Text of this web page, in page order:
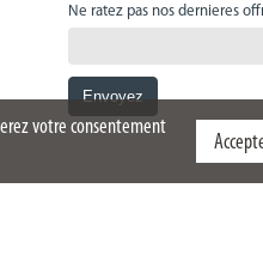
Ne ratez pas nos dernieres
votre consentement